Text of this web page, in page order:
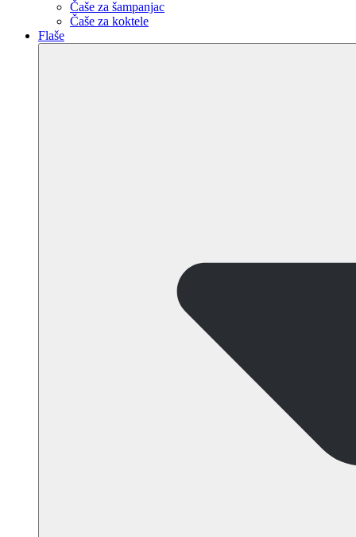
Čaše za šampanjac
Čaše za koktele
Flaše